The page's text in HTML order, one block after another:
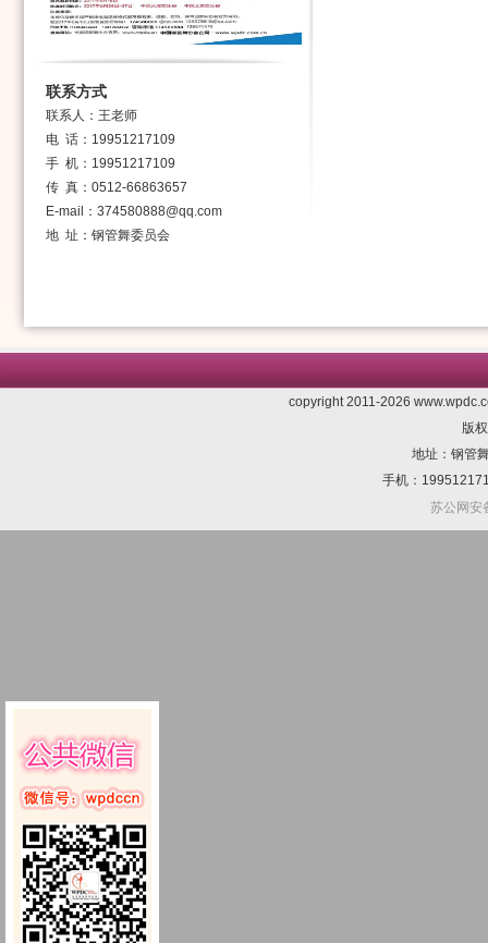
联系方式
联系人：王老师
电 话：19951217109
手 机：19951217109
传 真：0512-66863657
E-mail：374580888@qq.com
地 址：钢管舞委员会
copyright 2011-2026
版
地址：钢管
手机：
苏公网安